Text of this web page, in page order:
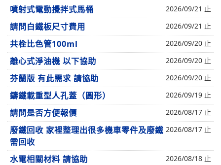
噴射式電動攪拌式馬桶 2026/09/21 止
請問白鐵板尺寸費用 2026/09/21 止
共栓比色管100ml 2026/09/20 止
離心式淨油機 以下協助 2026/09/20 止
芬蘭版 有此需求 請協助 2026/09/20 止
鑄鐵載重型人孔蓋（圓形） 2026/09/19 止
請問是否方便報價 2026/08/17 止
廢鐵回收 家裡整理出很多機車零件及廢鐵
需回收
2026/08/17 止
水電相關材料 請協助 2026/08/18 止